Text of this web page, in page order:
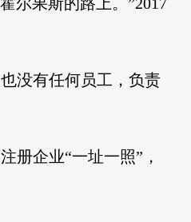
没有任何员工，负责
册企业“一址一照”，